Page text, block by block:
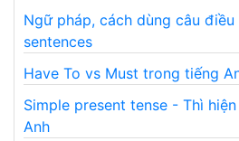
Ngữ pháp, cách dùng câu
sentences
Have To vs Must trong tiếng
Simple present tense - Thì
Anh